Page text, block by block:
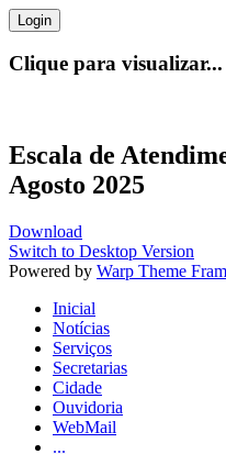
Clique para visualizar...
Escala de
Agosto 2025
Download
Switch to Desktop Version
Powered by Warp Theme
Inicial
Notícias
Serviços
Secretarias
Cidade
Ouvidoria
WebMail
...